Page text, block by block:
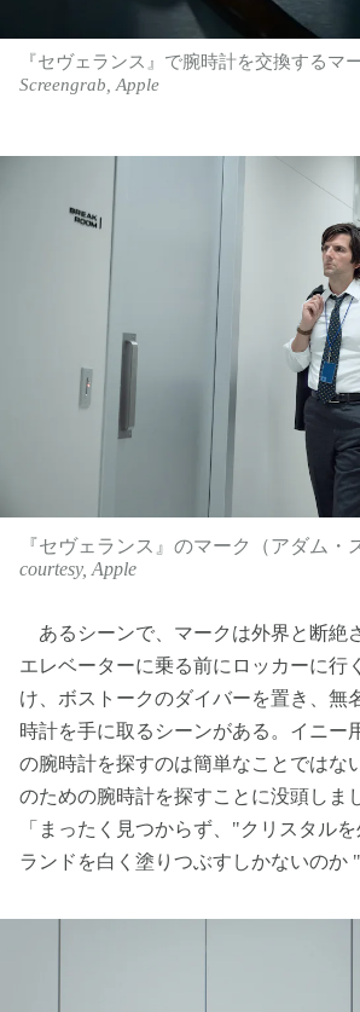
『セヴェランス』で腕時計を交換するマ
Screengrab, Apple
『セヴェランス』のマーク（アダム・
courtesy, Apple
あるシーンで、マークは外界と断絶
エレベーターに乗る前にロッカーに行
け、ボストークのダイバーを置き、無
時計を手に取るシーンがある。イニー
の腕時計を探すのは簡単なことではな
のための腕時計を探すことに没頭しま
「まったく見つからず、"クリスタル
ランドを白く塗りつぶすしかないのか